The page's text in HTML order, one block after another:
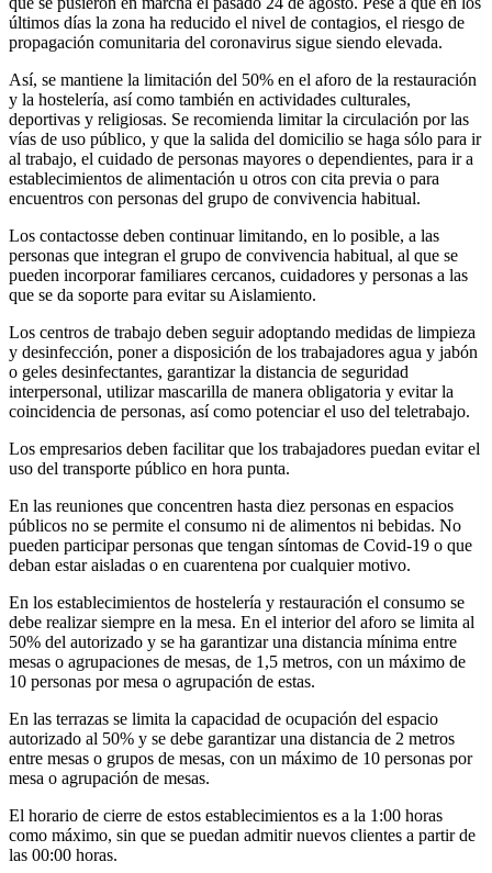
últimos días la zona ha reducido el nivel de contagios, el riesgo de
propagación comunitaria del coronavirus sigue siendo elevada.
Así, se mantiene la limitación del 50% en el aforo de la restauración
y la hostelería, así como también en actividades culturales,
deportivas y religiosas. Se recomienda limitar la circulación por las
vías de uso público, y que la salida del domicilio se haga sólo para ir
al trabajo, el cuidado de personas mayores o dependientes, para ir a
establecimientos de alimentación u otros con cita previa o para
encuentros con personas del grupo de convivencia habitual.
Los contactosse deben continuar limitando, en lo posible, a las
personas que integran el grupo de convivencia habitual, al que se
pueden incorporar familiares cercanos, cuidadores y personas a las
que se da soporte para evitar su Aislamiento.
Los centros de trabajo deben seguir adoptando medidas de limpieza
y desinfección, poner a disposición de los trabajadores agua y jabón
o geles desinfectantes, garantizar la distancia de seguridad
interpersonal, utilizar mascarilla de manera obligatoria y evitar la
coincidencia de personas, así como potenciar el uso del teletrabajo.
Los empresarios deben facilitar que los trabajadores puedan evitar el
uso del transporte público en hora punta.
En las reuniones que concentren hasta diez personas en espacios
públicos no se permite el consumo ni de alimentos ni bebidas. No
pueden participar personas que tengan síntomas de Covid-19 o que
deban estar aisladas o en cuarentena por cualquier motivo.
En los establecimientos de hostelería y restauración el consumo se
debe realizar siempre en la mesa. En el interior del aforo se limita al
50% del autorizado y se ha garantizar una distancia mínima entre
mesas o agrupaciones de mesas, de 1,5 metros, con un máximo de
10 personas por mesa o agrupación de estas.
En las terrazas se limita la capacidad de ocupación del espacio
autorizado al 50% y se debe garantizar una distancia de 2 metros
entre mesas o grupos de mesas, con un máximo de 10 personas por
mesa o agrupación de mesas.
El horario de cierre de estos establecimientos es a la 1:00 horas
como máximo, sin que se puedan admitir nuevos clientes a partir de
las 00:00 horas.